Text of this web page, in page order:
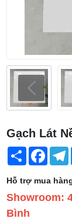
Gạch Lát
Share
Hỗ trợ mua
Showroom:
Bình